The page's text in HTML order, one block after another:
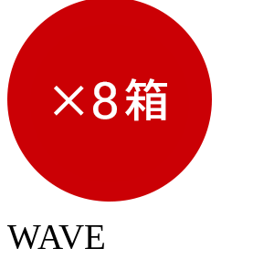
WAVE